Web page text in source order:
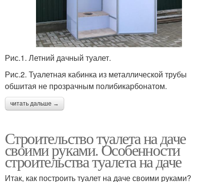
Рис.1. Летний дачный туалет.
Рис.2. Туалетная кабинка из металлической трубы
обшитая не прозрачным полибикарбонатом.
читать дальше →
Строительство туалета на даче
своими руками. Особенности
строительства туалета на даче
Итак, как построить туалет на даче своими руками?